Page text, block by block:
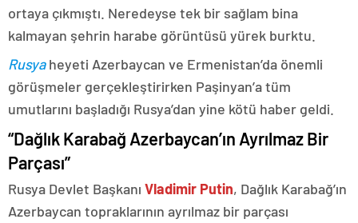
ortaya çıkmıştı. Neredeyse tek bir sağlam bina
kalmayan şehrin harabe görüntüsü yürek burktu.
Rusyaheyeti Azerbaycan ve Ermenistan’da önemli
görüşmeler gerçekleştirirken Paşinyan’a tüm
umutlarını başladığı Rusya’dan yine kötü haber geldi.
“Dağlık Karabağ Azerbaycan’ın Ayrılmaz Bir
Parçası”
Rusya Devlet Başkanı Vladimir Putin, Dağlık Karabağ’ın
Azerbaycan topraklarının ayrılmaz bir parçası